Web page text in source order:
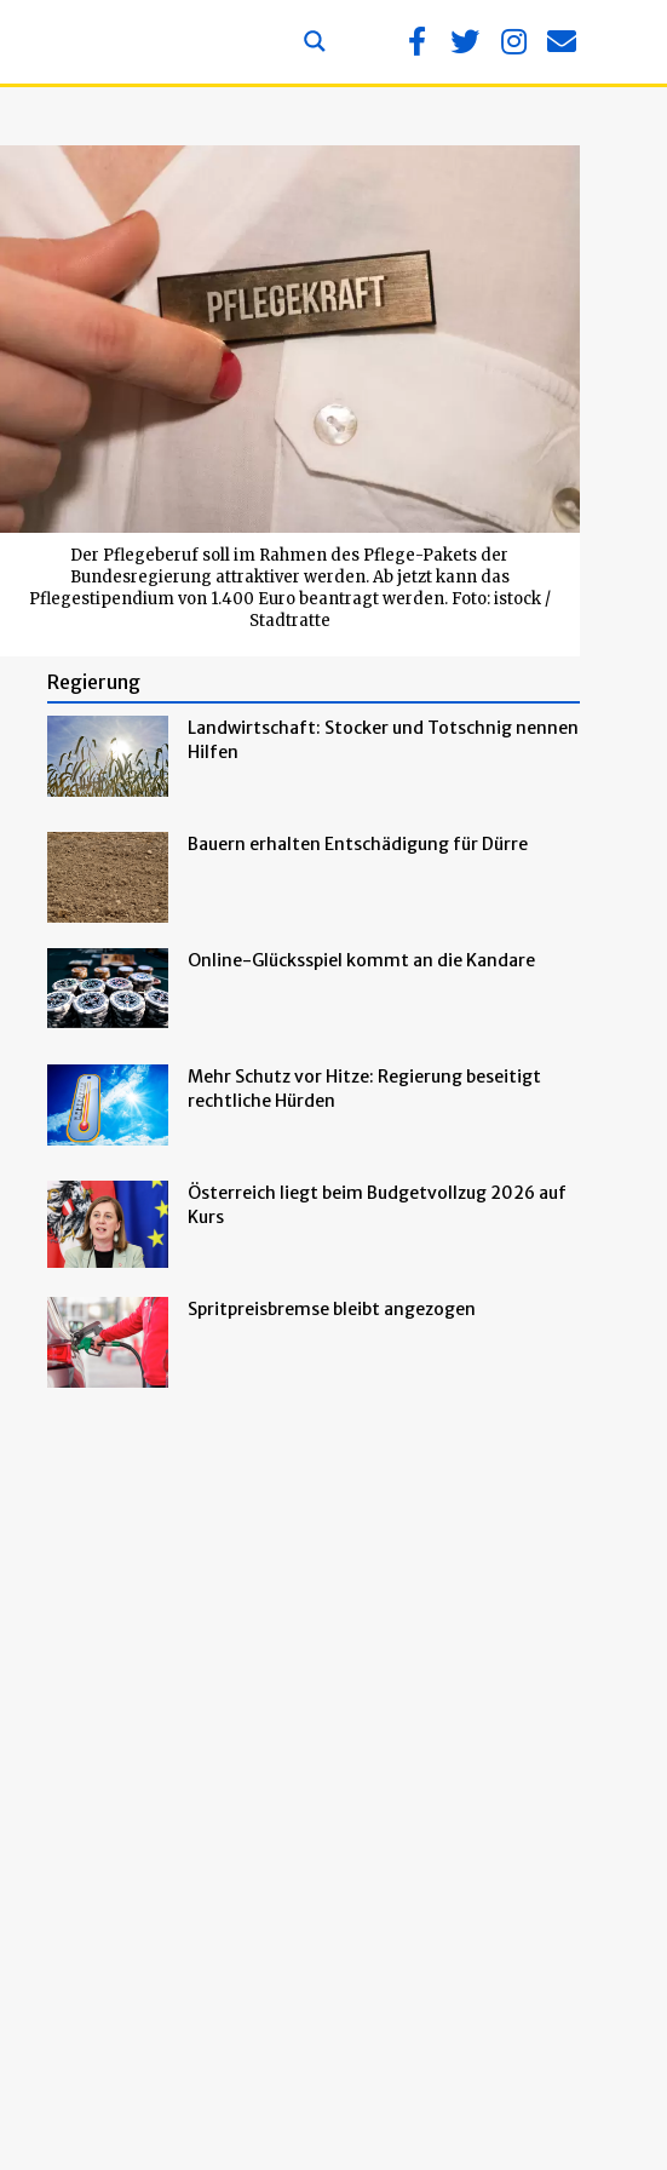
Der Pflegeberuf soll im Rahmen des Pflege-Pakets der
Bundesregierung attraktiver werden. Ab jetzt kann das
Pflegestipendium von 1.400 Euro beantragt werden. Foto: istock /
Stadtratte
Regierung
Landwirtschaft: Stocker und Totschnig nennen
Hilfen
Bauern erhalten Entschädigung für Dürre
Online-Glücksspiel kommt an die Kandare
Mehr Schutz vor Hitze: Regierung beseitigt
rechtliche Hürden
Österreich liegt beim Budgetvollzug 2026 auf
Kurs
Spritpreisbremse bleibt angezogen